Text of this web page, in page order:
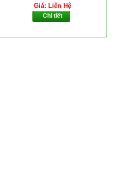
Giá: Liên Hệ
Chi tiết